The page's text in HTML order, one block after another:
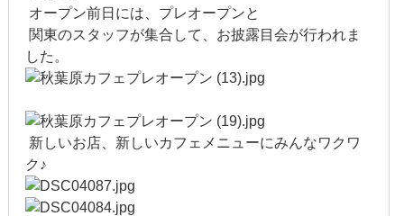
2013年1月
2012年10月
オープン前日には、プレオープンと
関東のスタッフが集合して、お披露目会が行われま
した。
新しいお店、新しいカフェメニューにみんなワクワ
ク♪